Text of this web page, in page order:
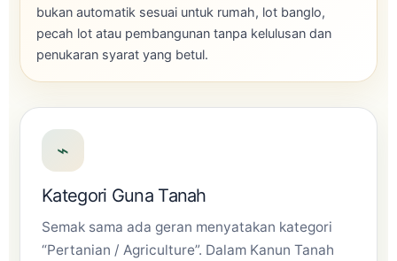
bukan automatik sesuai untuk rumah, lot banglo,
pecah lot atau pembangunan tanpa kelulusan dan
penukaran syarat yang betul.
⌁
Kategori Guna Tanah
Semak sama ada geran menyatakan kategori
“Pertanian / Agriculture”. Dalam Kanun Tanah